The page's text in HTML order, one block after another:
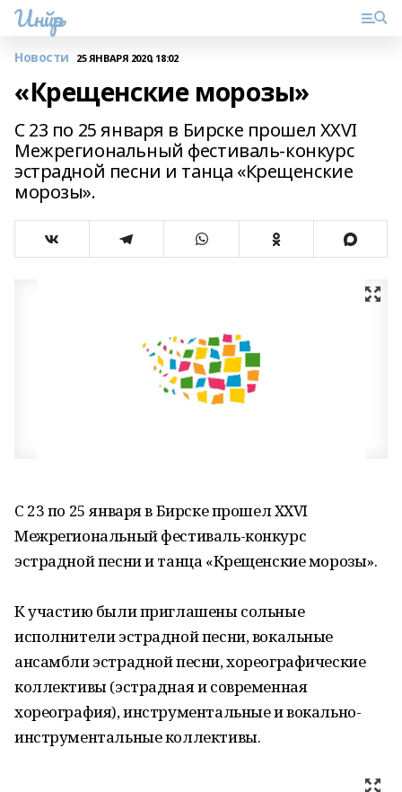
Инйәр
Новости 25 ЯНВАРЯ 2020, 18:02
«Крещенские морозы»
С 23 по 25 января в Бирске прошел XXVI
Межрегиональный фестиваль-конкурс
эстрадной песни и танца «Крещенские
морозы».
С 23 по 25 января в Бирске прошел XXVI
Межрегиональный фестиваль-конкурс
эстрадной песни и танца «Крещенские морозы».
К участию были приглашены сольные
исполнители эстрадной песни, вокальные
ансамбли эстрадной песни, хореографические
коллективы (эстрадная и современная
хореография), инструментальные и вокально-
инструментальные коллективы.